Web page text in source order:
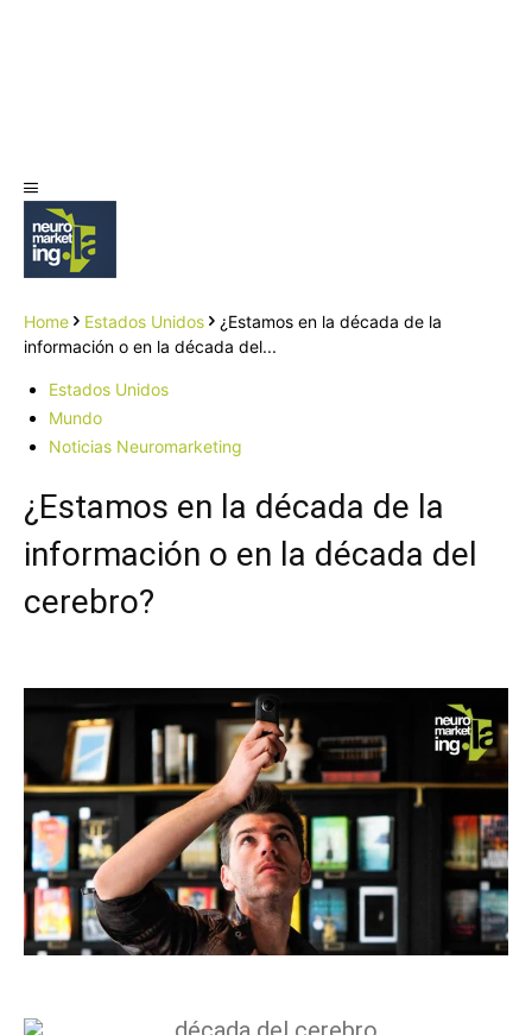
Home Estados Unidos
¿Estamos en la década de la
información o en la década del...
Estados Unidos
Mundo
Noticias Neuromarketing
¿Estamos en la década de la
información o en la década del
cerebro?